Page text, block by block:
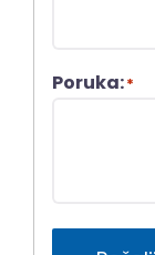
Poruka:*